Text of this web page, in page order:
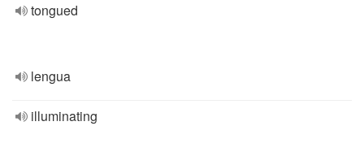
tongued
lengua
illuminating